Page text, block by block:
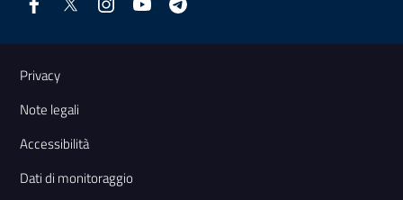
Link e informazioni utili
Privacy
Note legali
Accessibilità
Dati di monitoraggio